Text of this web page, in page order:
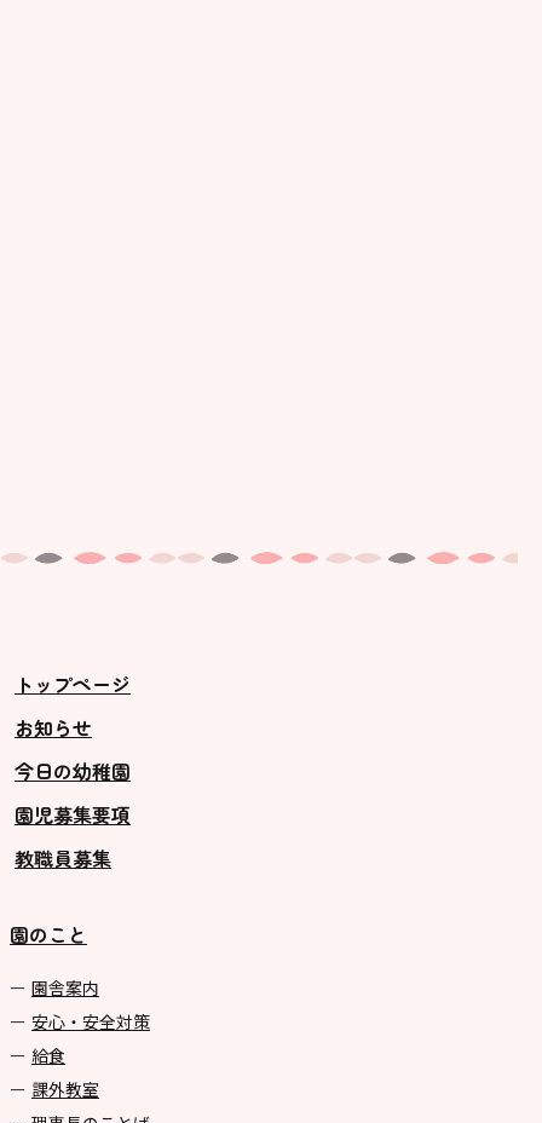
トップページ
お知らせ
今日の幼稚園
園児募集要項
教職員募集
園のこと
園舎案内
安心・安全対策
給食
課外教室